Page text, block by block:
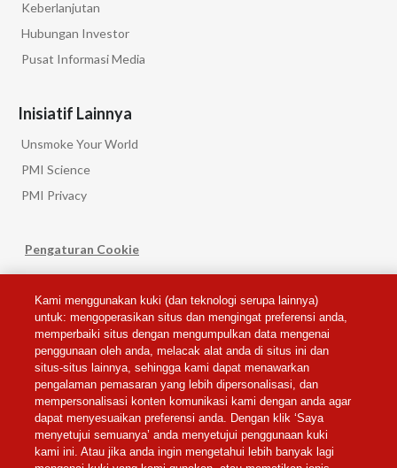
Keberlanjutan
Hubungan Investor
Pusat Informasi Media
Inisiatif Lainnya
Unsmoke Your World
PMI Science
PMI Privacy
Pengaturan Cookie
Ikuti Kami
PRIVACY NOTICE
Kami menggunakan kuki (dan teknologi serupa lainnya)
untuk: mengoperasikan situs dan mengingat preferensi anda,
memperbaiki situs dengan mengumpulkan data mengenai
penggunaan oleh anda, melacak alat anda di situs ini dan
situs-situs lainnya, sehingga kami dapat menawarkan
pengalaman pemasaran yang lebih dipersonalisasi, dan
mempersonalisasi konten komunikasi kami dengan anda agar
dapat menyesuaikan preferensi anda. Dengan klik ‘Saya
menyetujui semuanya’ anda menyetujui penggunaan kuki
kami ini. Atau jika anda ingin mengetahui lebih banyak lagi